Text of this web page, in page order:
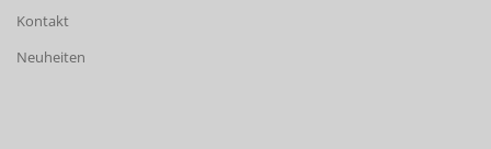
Kontakt
Neuheiten